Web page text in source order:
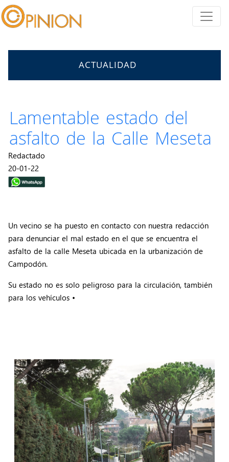
ACTUALIDAD
Lamentable estado del
asfalto de la Calle Meseta
Redactado
20-01-22
Un vecino se ha puesto en contacto con nuestra redacción
para denunciar el mal estado en el que se encuentra el
asfalto de la calle Meseta ubicada en la urbanización de
Campodón.
Su estado no es solo peligroso para la circulación, también
para los vehículos •